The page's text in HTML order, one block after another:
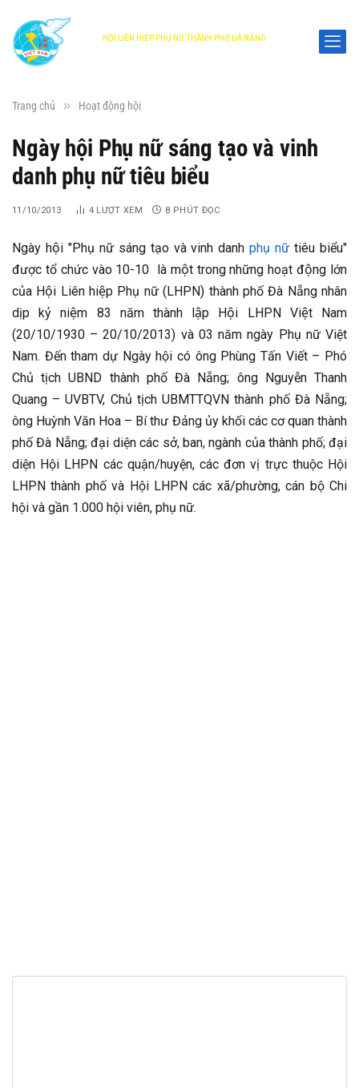
HỘI LIÊN HIỆP PHỤ NỮ THÀNH PHỐ ĐÀ NẴNG
Trang chủ » Hoạt động hội
Ngày hội Phụ nữ sáng tạo và vinh
danh phụ nữ tiêu biểu
11/10/2013 4 LƯỢT XEM 8 PHÚT ĐỌC
Ngày hội "Phụ nữ sáng tạo và vinh danhphụ nữ tiêu biểu"
được tổ chức vào 10-10 là một trong những hoạt động lớn
của Hội Liên hiệp Phụ nữ (LHPN) thành phố Đà Nẵng nhân
dịp kỷ niệm 83 năm thành lập Hội LHPN Việt Nam
(20/10/1930 – 20/10/2013) và 03 năm ngày Phụ nữ Việt
Nam. Đến tham dự Ngày hội có ông Phùng Tấn Viết – Phó
Chủ tịch UBND thành phố Đà Nẵng; ông Nguyễn Thanh
Quang – UVBTV, Chủ tịch UBMTTQVN thành phố Đà Nẵng;
ông Huỳnh Văn Hoa – Bí thư Đảng ủy khối các cơ quan thành
phố Đà Nẵng; đại diện các sở, ban, ngành của thành phố; đại
diện Hội LHPN các quận/huyện, các đơn vị trực thuộc Hội
LHPN thành phố và Hội LHPN các xã/phường, cán bộ Chi
hội và gần 1.000 hội viên, phụ nữ.